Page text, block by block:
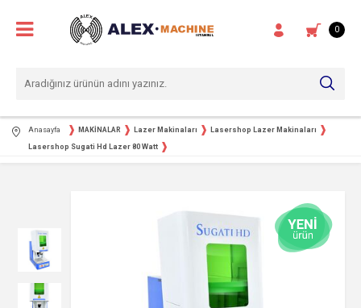
0
Anasayfa MAKİNALAR Lazer Makinaları Lasershop Lazer Makinaları
Lasershop Sugati Hd Lazer 80 Watt